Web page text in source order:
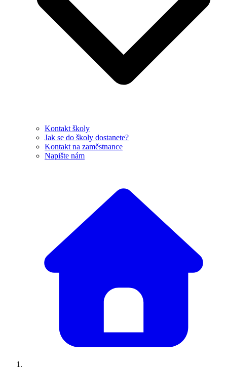
Kontakt školy
Jak se do školy dostanete?
Kontakt na zaměstnance
Napište nám